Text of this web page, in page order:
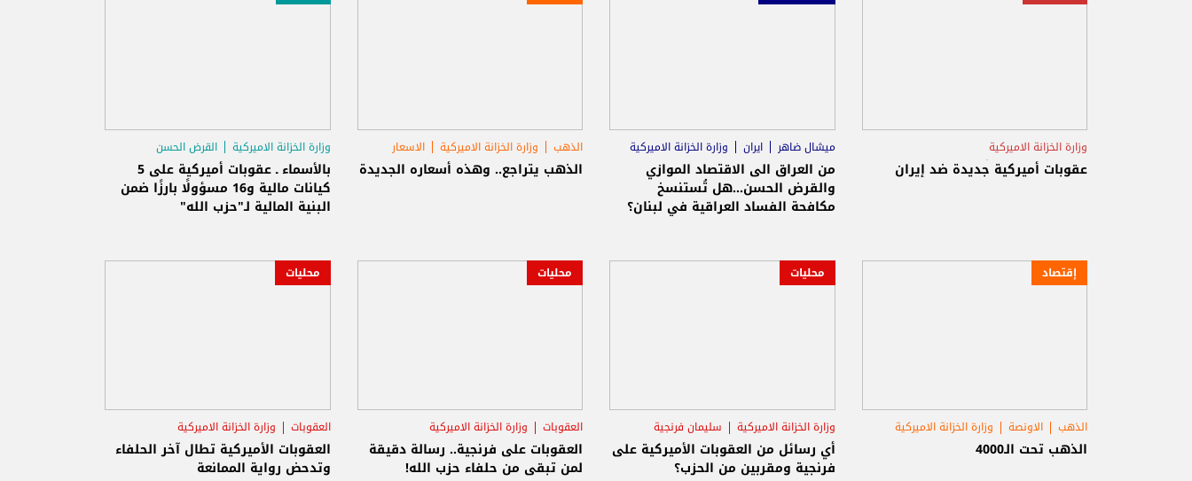
وزارة الخزانة الاميركية
الولايات المتحدة الأميركية
ايران
عقوبات أميركية جديدة ضد إيران
ميشال ضاهر ايران وزارة الخزانة الاميركية
من العراق الى الاقتصاد الموازي
والقرض الحسن...هل تُستنسخ
مكافحة الفساد العراقية في لبنان؟
الذهب وزارة الخزانة الاميركية الاسعار
الذهب يتراجع.. وهذه أسعاره الجديدة
وزارة الخزانة الاميركية القرض الحسن
بالأسماء ـ عقوبات أميركية على 5
كيانات مالية و16 مسؤولًا بارزًا ضمن
البنية المالية لـ"حزب الله"
إقتصاد
الذهب الاونصة وزارة الخزانة الاميركية
الذهب تحت الـ4000
محليات
وزارة الخزانة الاميركية
سليمان فرنجية
حزب الله
أي رسائل من العقوبات الأميركية على
فرنجية ومقربين من الحزب؟
محليات
العقوبات
وزارة الخزانة الاميركية
سليمان فرنجية
العقوبات على فرنجية.. رسالة دقيقة
لمن تبقى من حلفاء حزب الله!
محليات
العقوبات وزارة الخزانة الاميركية
العقوبات الأميركية تطال آخر الحلفاء
وتدحض رواية الممانعة